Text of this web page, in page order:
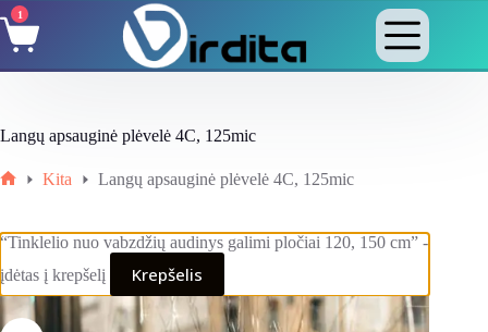
Skip
to
content
Shopping
cart
1
Langų apsauginė plėvelė 4C, 125mic
Kita Langų apsauginė plėvelė 4C, 125mic
“Tinklelio nuo vabzdžių audinys galimi pločiai 120, 150 cm” -
įdėtas į krepšelį
Krepšelis